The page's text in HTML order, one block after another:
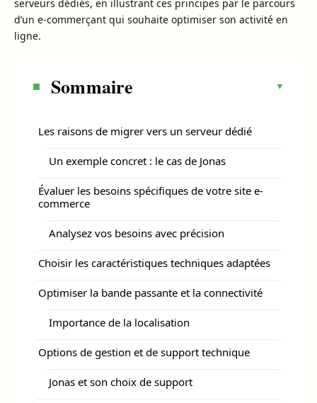
serveurs dédiés, en illustrant ces principes par le parcours
d’un e-commerçant qui souhaite optimiser son activité en
ligne.
Sommaire
Les raisons de migrer vers un serveur dédié
Un exemple concret : le cas de Jonas
Évaluer les besoins spécifiques de votre site e-
commerce
Analysez vos besoins avec précision
Choisir les caractéristiques techniques adaptées
Optimiser la bande passante et la connectivité
Importance de la localisation
Options de gestion et de support technique
Jonas et son choix de support